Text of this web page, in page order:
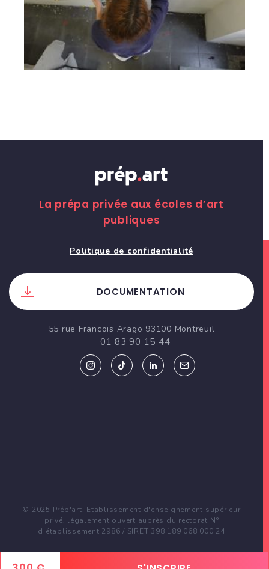
La prépa privée aux écoles d’art
publiques
Politique de confidentialité
DOCUMENTATION
55 rue Francois Arago 93100 Montreuil
01 83 90 15 44
© 2025 Prép'art. Etablissement d'enseignement supérieur
privé, légalement ouvert auprès du rectorat N°
d'établissement 2986 / SIRET 398 189 068 000 24